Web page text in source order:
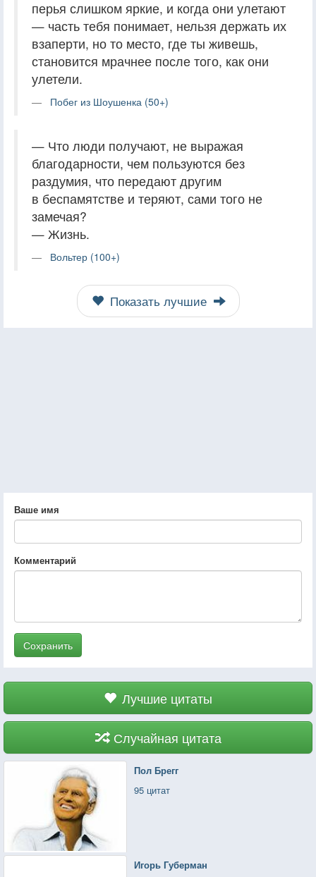
перья слишком яркие, и когда они улетают
— часть тебя понимает, нельзя держать их
взаперти, но то место, где ты живешь,
становится мрачнее после того, как они
улетели.
Побег из Шоушенка (50+)
— Что люди получают, не выражая
благодарности, чем пользуются без
раздумия, что передают другим
в беспамятстве и теряют, сами того не
замечая?
— Жизнь.
Вольтер (100+)
Показать лучшие
Ваше имя
Комментарий
Сохранить
Лучшие цитаты
Случайная цитата
Пол Брегг
95 цитат
Игорь Губерман